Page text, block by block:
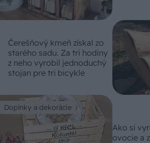
Čerešňový kmeň získal zo
starého sadu. Za tri hodiny
z neho vyrobil jednoduchý
stojan pre tri bicykle
Doplnky a dekorácie
Ako si
ovocie a